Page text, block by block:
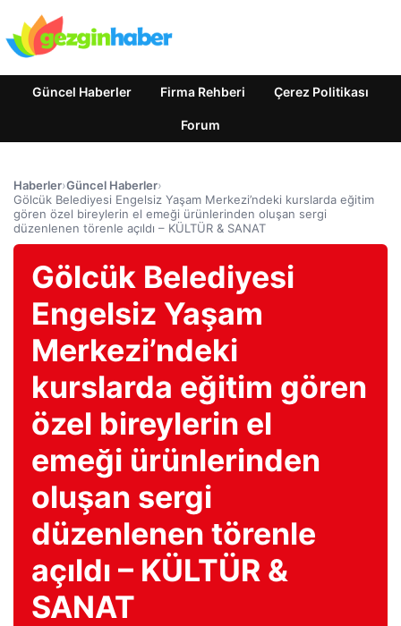
Güncel Haberler Firma Rehberi Çerez Politikası
Forum
Haberler›Güncel Haberler›
Gölcük Belediyesi Engelsiz Yaşam Merkezi’ndeki kurslarda eğitim
gören özel bireylerin el emeği ürünlerinden oluşan sergi
düzenlenen törenle açıldı – KÜLTÜR & SANAT
Gölcük Belediyesi
Engelsiz Yaşam
Merkezi’ndeki
kurslarda eğitim gören
özel bireylerin el
emeği ürünlerinden
oluşan sergi
düzenlenen törenle
açıldı – KÜLTÜR &
SANAT